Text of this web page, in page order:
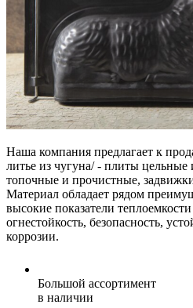
Наша компания предлагает к
литье из чугуна/ - плиты
топочные и прочистные,
Материал обладает рядом
высокие показатели
огнестойкость, безопасность,
коррозии.
Большой ассортимент
в наличии